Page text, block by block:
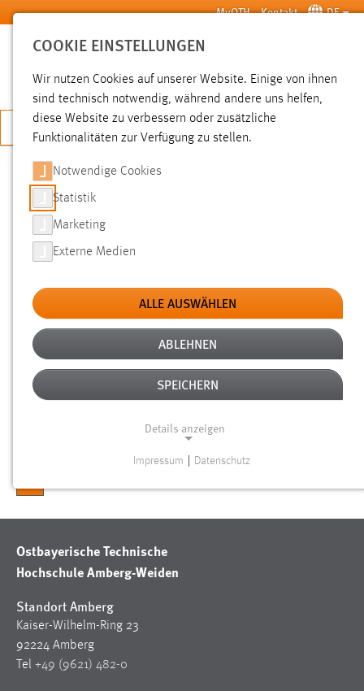
Zum Hauptinhalt springen MyOTH Kontakt DE
SUCHE
JETZT BEWERBEN
SUCHE
FILTER
Erstellungsdatum
SUCHEN
Gesucht nach "bibliothek".
Ostbayerische Technische
Hochschule Amberg-Weiden
Standort Amberg
Kaiser-Wilhelm-Ring 23
92224 Amberg
Tel +49 (9621) 482-0
COOKIE EINSTELLUNGEN
Wir nutzen Cookies auf unserer Website. Einige von ihnen
sind technisch notwendig, während andere uns helfen,
diese Website zu verbessern oder zusätzliche
Funktionalitäten zur Verfügung zu stellen.
Notwendige Cookies
Statistik
Marketing
Externe Medien
ALLE AUSWÄHLEN
ABLEHNEN
SPEICHERN
Details anzeigen
Funktionen und sind für die einwandfreie Funktion der
Einverständnis
Name:
cookie_consent
Zweck:
Impressum Datenschutz